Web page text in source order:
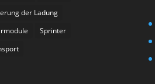
der Ladung
Sprinter